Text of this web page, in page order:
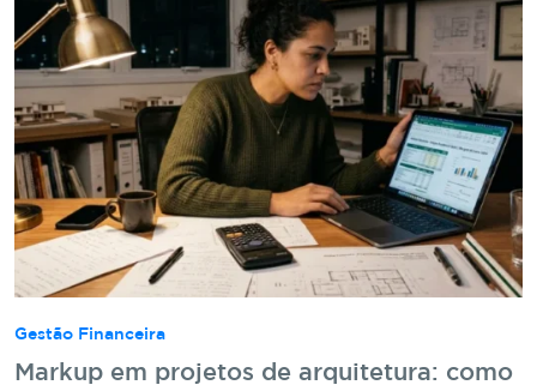
Gestão Financeira
Markup em projetos de arquitetura: como